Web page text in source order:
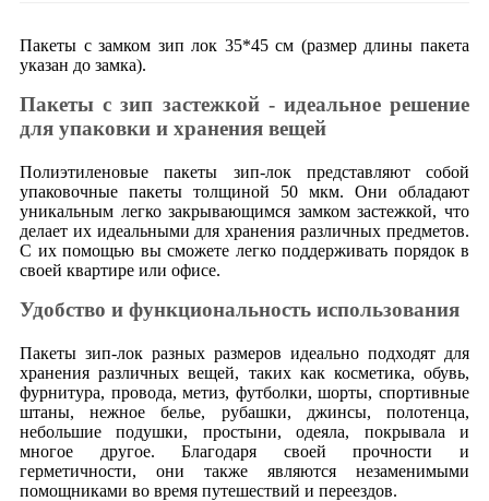
Пакеты с замком зип лок 35*45 см (размер длины пакета
указан до замка).
Пакеты с зип застежкой - идеальное решение
для упаковки и хранения вещей
Полиэтиленовые пакеты зип-лок представляют собой
упаковочные пакеты толщиной 50 мкм. Они обладают
уникальным легко закрывающимся замком застежкой, что
делает их идеальными для хранения различных предметов.
С их помощью вы сможете легко поддерживать порядок в
своей квартире или офисе.
Удобство и функциональность использования
Пакеты зип-лок разных размеров идеально подходят для
хранения различных вещей, таких как косметика, обувь,
фурнитура, провода, метиз, футболки, шорты, спортивные
штаны, нежное белье, рубашки, джинсы, полотенца,
небольшие подушки, простыни, одеяла, покрывала и
многое другое. Благодаря своей прочности и
герметичности, они также являются незаменимыми
помощниками во время путешествий и переездов.